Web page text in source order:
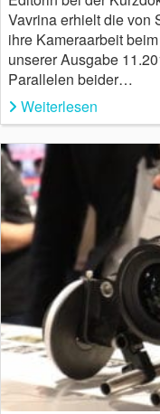
Vavrina erhielt die von
ihre Kameraarbeit
unserer Ausgabe
Parallelen beider…
Weiterlesen